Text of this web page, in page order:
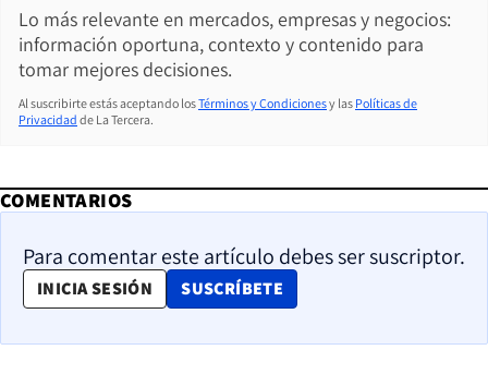
Lo más relevante en mercados, empresas y negocios:
información oportuna, contexto y contenido para
tomar mejores decisiones.
Al suscribirte estás aceptando losTérminos y Condicionesy las Políticas de
Privacidad de La Tercera.
COMENTARIOS
Para comentar este artículo debes ser suscriptor.
INICIA SESIÓN SUSCRÍBETE
OPENS IN NEW WINDOW